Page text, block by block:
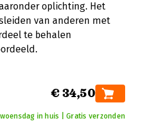
oplichting. Het
van anderen met
te behalen
€ 34,50
in huis | Gratis verzonden